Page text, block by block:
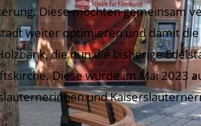
Diese möchten gemeinsam
weiter optimieren und damit
die nun die bisherige
Diese wurde im Mai 2023
und